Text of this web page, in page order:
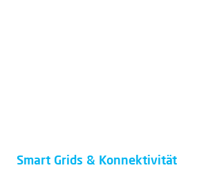
Smart Grids & Konnektivität